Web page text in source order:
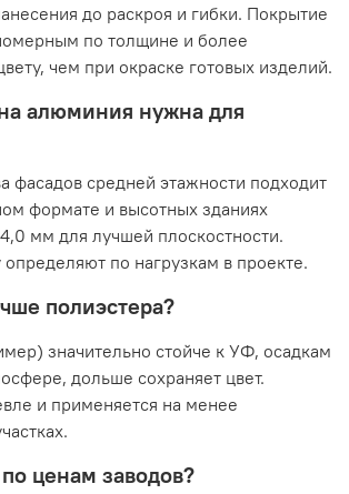
до раскроя и гибки. Покрытие
по толщине и более
чем при окраске готовых изделий.
алюминия нужна для
фасадов средней этажности подходит
формате и высотных зданиях
мм для лучшей плоскостности.
по нагрузкам в проекте.
полиэстера?
значительно стойче к УФ, осадкам
дольше сохраняет цвет.
и применяется на менее
ценам заводов?